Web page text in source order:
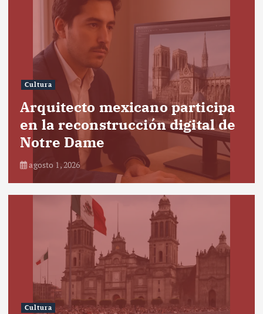
Cultura
Arquitecto mexicano participa
en la reconstrucción digital de
Notre Dame
agosto 1, 2026
Cultura